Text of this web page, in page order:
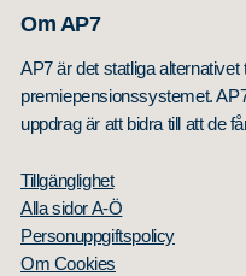
Om AP7
AP7 är det statliga alternativet
premiepensionssystemet.
uppdrag är att bidra till att de
Tillgänglighet
Alla sidor A-Ö
Personuppgiftspolicy
Om Cookies